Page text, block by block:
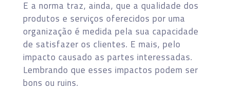
E a norma traz, ainda, que a qualidade dos
produtos e serviços oferecidos por uma
organização é medida pela sua capacidade
de satisfazer os clientes. E mais, pelo
impacto causado as partes interessadas.
Lembrando que esses impactos podem ser
bons ou ruins.